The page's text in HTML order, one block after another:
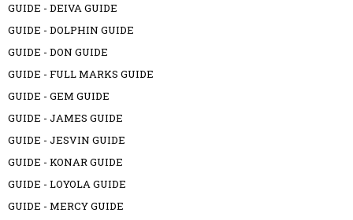
GUIDE - DEIVA GUIDE
GUIDE - DOLPHIN GUIDE
GUIDE - DON GUIDE
GUIDE - FULL MARKS GUIDE
GUIDE - GEM GUIDE
GUIDE - JAMES GUIDE
GUIDE - JESVIN GUIDE
GUIDE - KONAR GUIDE
GUIDE - LOYOLA GUIDE
GUIDE - MERCY GUIDE